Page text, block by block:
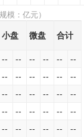
模：亿元）
小盘 微盘 合计
-- -- -- -- --
--
-- -- -- -- --
--
-- -- -- -- --
--
-- -- -- -- --
--
-- -- -- -- -- --